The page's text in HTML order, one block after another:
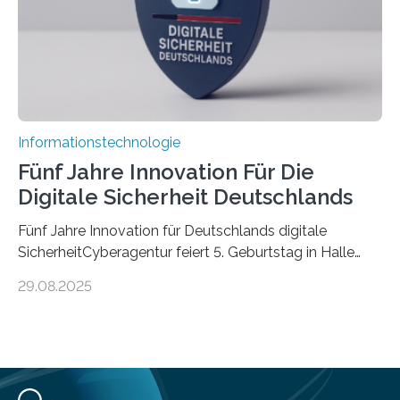
Informationstechnologie
Fünf Jahre Innovation Für Die
Digitale Sicherheit Deutschlands
Fünf Jahre Innovation für Deutschlands digitale
SicherheitCyberagentur feiert 5. Geburtstag in Halle
ErfolgeDie Agentur für Innovation in der
Forschungsarbeit, politischen Grußworten und der
29.08.2025